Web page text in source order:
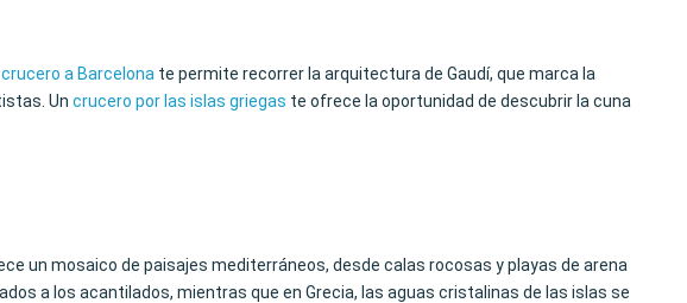
crucero a Barcelona te permite recorrer la arquitectura de Gaudí, que marca la
Un crucero por las islas griegas te ofrece la oportunidad de descubrir la cuna
un mosaico de paisajes mediterráneos, desde calas rocosas y playas de arena
a los acantilados, mientras que en Grecia, las aguas cristalinas de las islas se